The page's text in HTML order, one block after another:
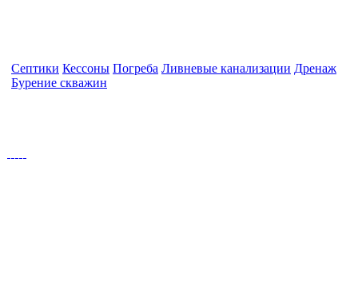
Септики Кессоны Погреба Ливневые канализации Дренаж
Бурение скважин